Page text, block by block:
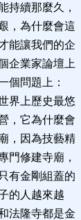
持續那麼久，
，為什麼會這
能讓我們的企
企業家論壇上
個問題上：
界上歷史最悠
，它為什麼會
，因為技藝精
門修建寺廟，
有金剛組蓋的
的人越來越
法隆寺都是金